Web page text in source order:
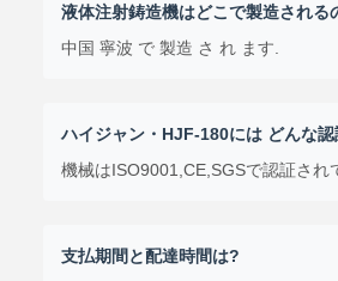
液体注射鋳造機はどこで製造される
中国 寧波 で 製造 さ れ ます.
ハイジャン・HJF-180には どんな
機械はISO9001,CE,SGSで認証され
支払期間と配達時間は?